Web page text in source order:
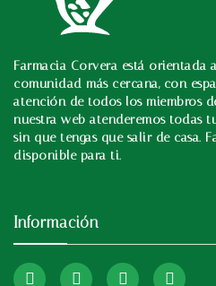
Farmacia Corvera está orientada
comunidad más cercana, con
atención de todos los miembros
nuestra web atenderemos todas
sin que tengas que salir de casa.
disponible para ti.
Información